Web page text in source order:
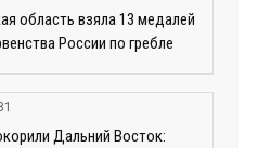
область взяла 13 медалей
России по гребле
Дальний Восток: